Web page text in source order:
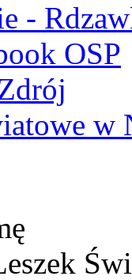
-
OSP
w